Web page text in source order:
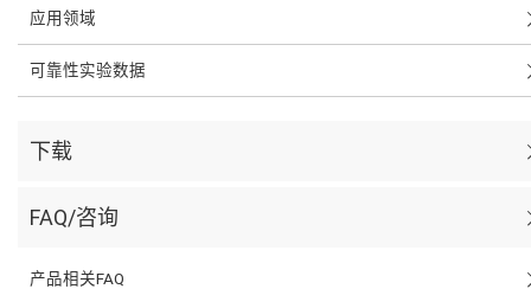
应用领域
可靠性实验数据
下载
FAQ/咨询
产品相关FAQ